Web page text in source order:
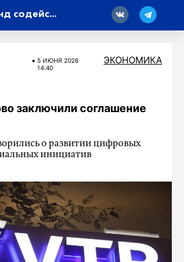
ВТБ и Фонд содействия кредитованию МСП расширяют доступ петербургских компаний к займам
5 ИЮНЯ 2026
14:40
ЭКОНОМИКА
заключили соглашение
о развитии цифровых
инициатив